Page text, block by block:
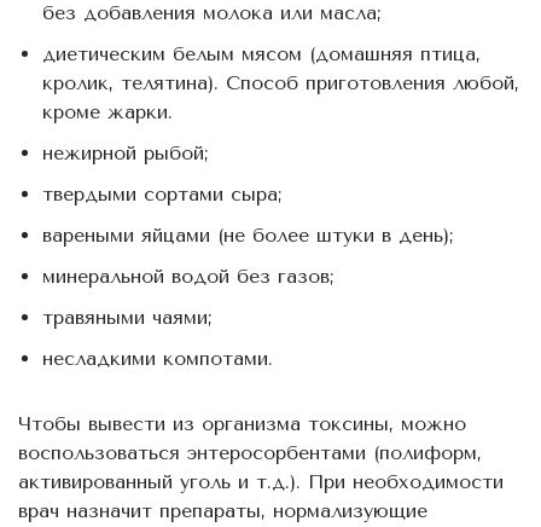
без добавления молока или масла;
диетическим белым мясом (домашняя птица,
кролик, телятина). Способ приготовления любой,
кроме жарки.
нежирной рыбой;
твердыми сортами сыра;
вареными яйцами (не более штуки в день);
минеральной водой без газов;
травяными чаями;
несладкими компотами.
Чтобы вывести из организма токсины, можно
воспользоваться энтеросорбентами (полиформ,
активированный уголь и т.д.). При необходимости
врач назначит препараты, нормализующие